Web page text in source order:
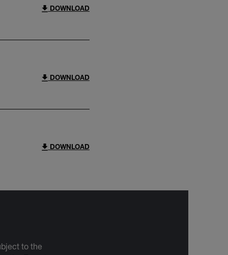
DOWNLOAD
DOWNLOAD
DOWNLOAD
to the